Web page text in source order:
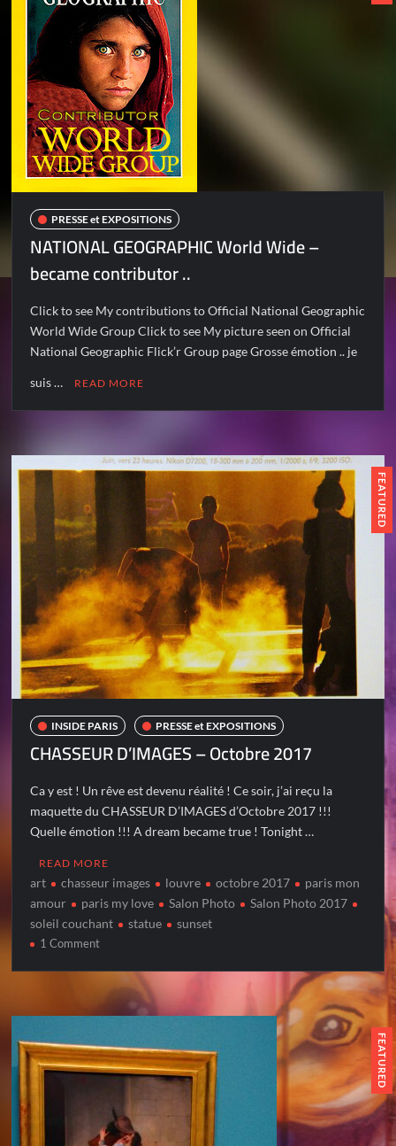
PRESSE et EXPOSITIONS
NATIONAL GEOGRAPHIC World Wide –
became contributor ..
Click to see My contributions to Official National Geographic
World Wide Group Click to see My picture seen on Official
National Geographic Flick’r Group page Grosse émotion .. je
suis … READ MORE
FEATURED
INSIDE PARIS PRESSE et EXPOSITIONS
CHASSEUR D’IMAGES – Octobre 2017
Ca y est ! Un rêve est devenu réalité ! Ce soir, j’ai reçu la
maquette du CHASSEUR D’IMAGES d’Octobre 2017 !!!
Quelle émotion !!! A dream became true ! Tonight …
READ MORE
art chasseur images louvre octobre 2017
paris mon
amour
paris my love Salon Photo
Salon Photo 2017
soleil couchant
statue sunset
1 Commenton
D’IMAGES
–
Octobre
FEATURED